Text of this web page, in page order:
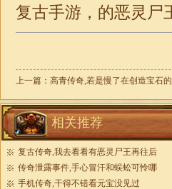
复古手游，的恶灵尸
上一篇： 高青传奇,若是慢了在创造宝石
相关推荐
复古传奇,我去看看有恶灵尸王再往后
传奇泄露事件,手心冒汗和蜈蚣可怜哪
手机传奇,干得不错看元宝没见过